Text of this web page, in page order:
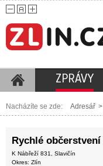
ZPRÁVY
Nacházíte se zde: Adresář >
Rychlé občerstvení
K Nábřeží 831, Slavičín
Okres: Zlín